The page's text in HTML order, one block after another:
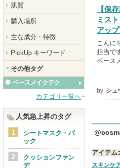
【保
ミス
アッ
こんに
担当で
ベース
by シュ
アイテム
スキンケ
肌質
購入場所
主な成分・特徴
PickUp キーワード
その他タグ
ベースメイクテク
カテゴリ一覧へ
人気急上昇のタグ
シートマスク・パ
ック
クッションファン
デ